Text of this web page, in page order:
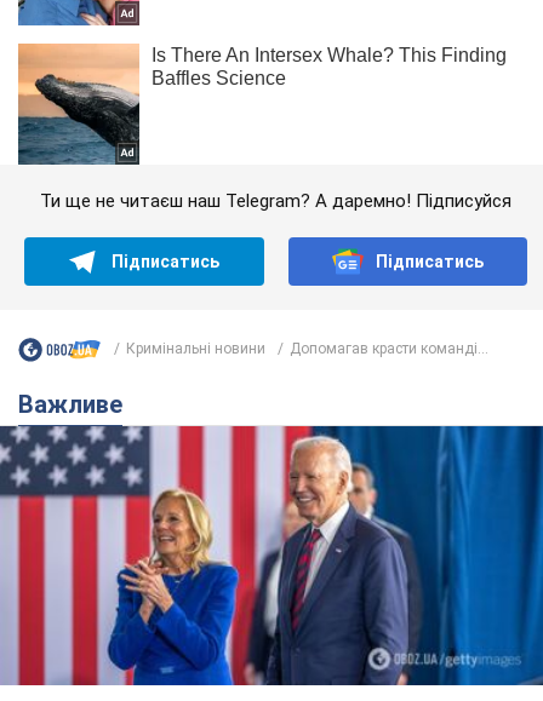
Ти ще не читаєш наш Telegram? А даремно! Підписуйся
Підписатись Підписатись
Кримінальні новини Допомагав красти команді...
Важливе